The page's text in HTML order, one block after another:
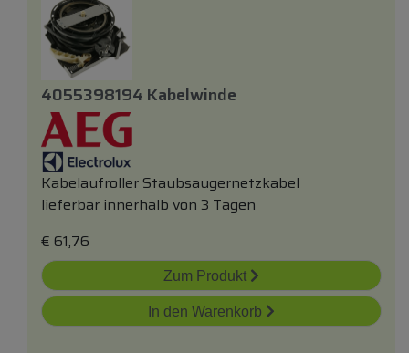
4055398194 Kabelwinde
Kabelaufroller Staubsaugernetzkabel
lieferbar innerhalb von 3 Tagen
€ 61,76
Zum Produkt
In den Warenkorb